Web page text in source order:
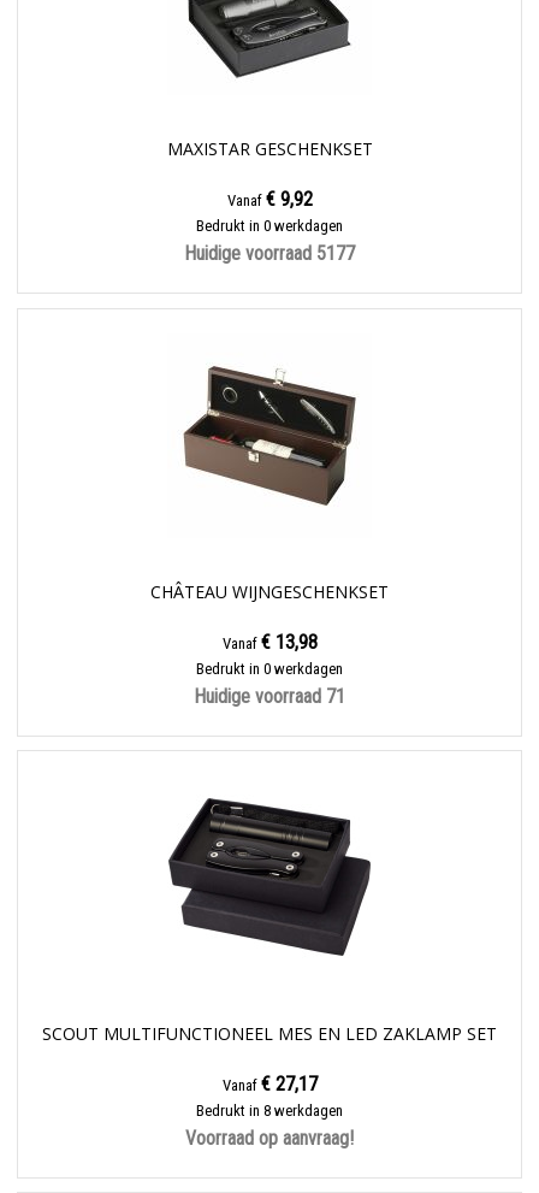
MAXISTAR GESCHENKSET
Vanaf € 9,92
Bedrukt in 0 werkdagen
Huidige voorraad 5177
CHÂTEAU WIJNGESCHENKSET
Vanaf € 13,98
Bedrukt in 0 werkdagen
Huidige voorraad 71
SCOUT MULTIFUNCTIONEEL MES EN LED ZAKLAMP SET
Vanaf € 27,17
Bedrukt in 8 werkdagen
Voorraad op aanvraag!